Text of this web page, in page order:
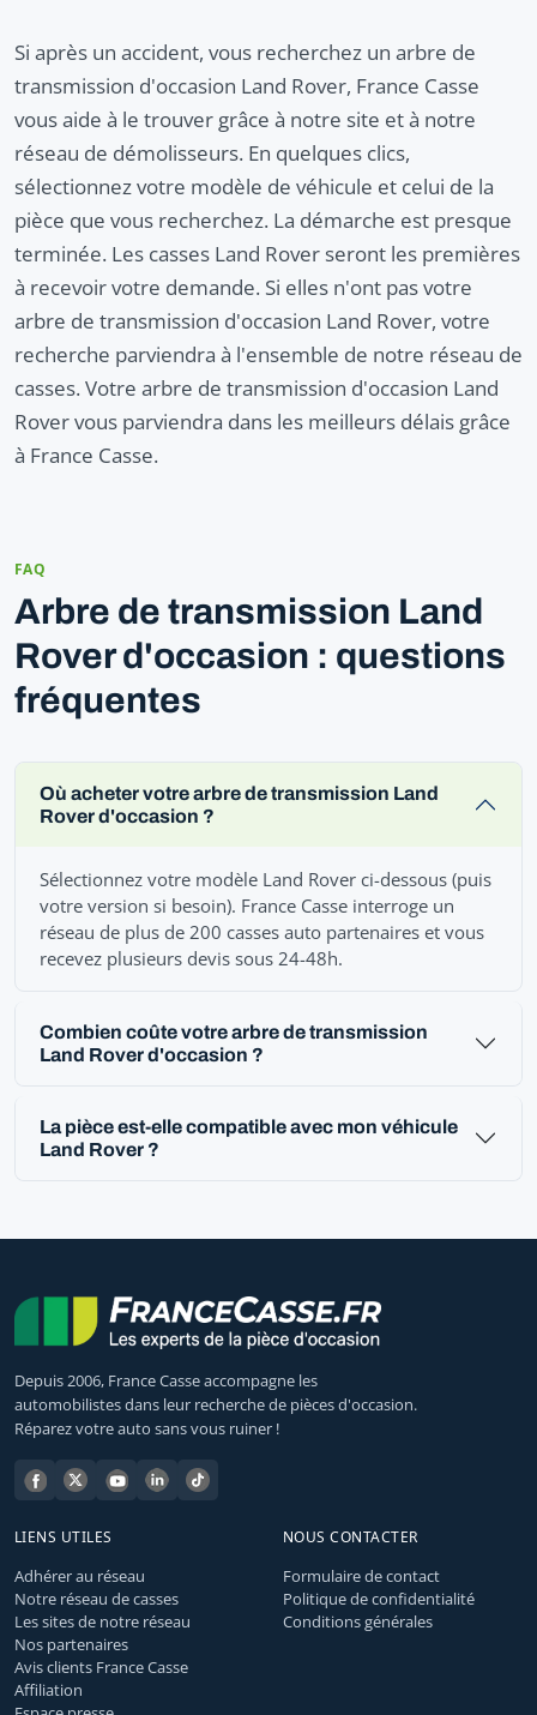
Si après un accident, vous recherchez un arbre de
transmission d'occasion Land Rover, France Casse
vous aide à le trouver grâce à notre site et à notre
réseau de démolisseurs. En quelques clics,
sélectionnez votre modèle de véhicule et celui de la
pièce que vous recherchez. La démarche est presque
terminée. Les casses Land Rover seront les premières
à recevoir votre demande. Si elles n'ont pas votre
arbre de transmission d'occasion Land Rover, votre
recherche parviendra à l'ensemble de notre réseau de
casses. Votre arbre de transmission d'occasion Land
Rover vous parviendra dans les meilleurs délais grâce
à France Casse.
FAQ
Arbre de transmission Land
Rover d'occasion : questions
fréquentes
Où acheter votre arbre de transmission Land
Rover d'occasion ?
Sélectionnez votre modèle Land Rover ci-dessous (puis
votre version si besoin). France Casse interroge un
réseau de plus de 200 casses auto partenaires et vous
recevez plusieurs devis sous 24-48h.
Combien coûte votre arbre de transmission
Land Rover d'occasion ?
La pièce est-elle compatible avec mon véhicule
Land Rover ?
Depuis 2006, France Casse accompagne les
automobilistes dans leur recherche de pièces d'occasion.
Réparez votre auto sans vous ruiner !
LIENS UTILES
Adhérer au réseau
Notre réseau de casses
Les sites de notre réseau
Nos partenaires
Avis clients France Casse
Affiliation
NOUS CONTACTER
Formulaire de contact
Politique de confidentialité
Conditions générales